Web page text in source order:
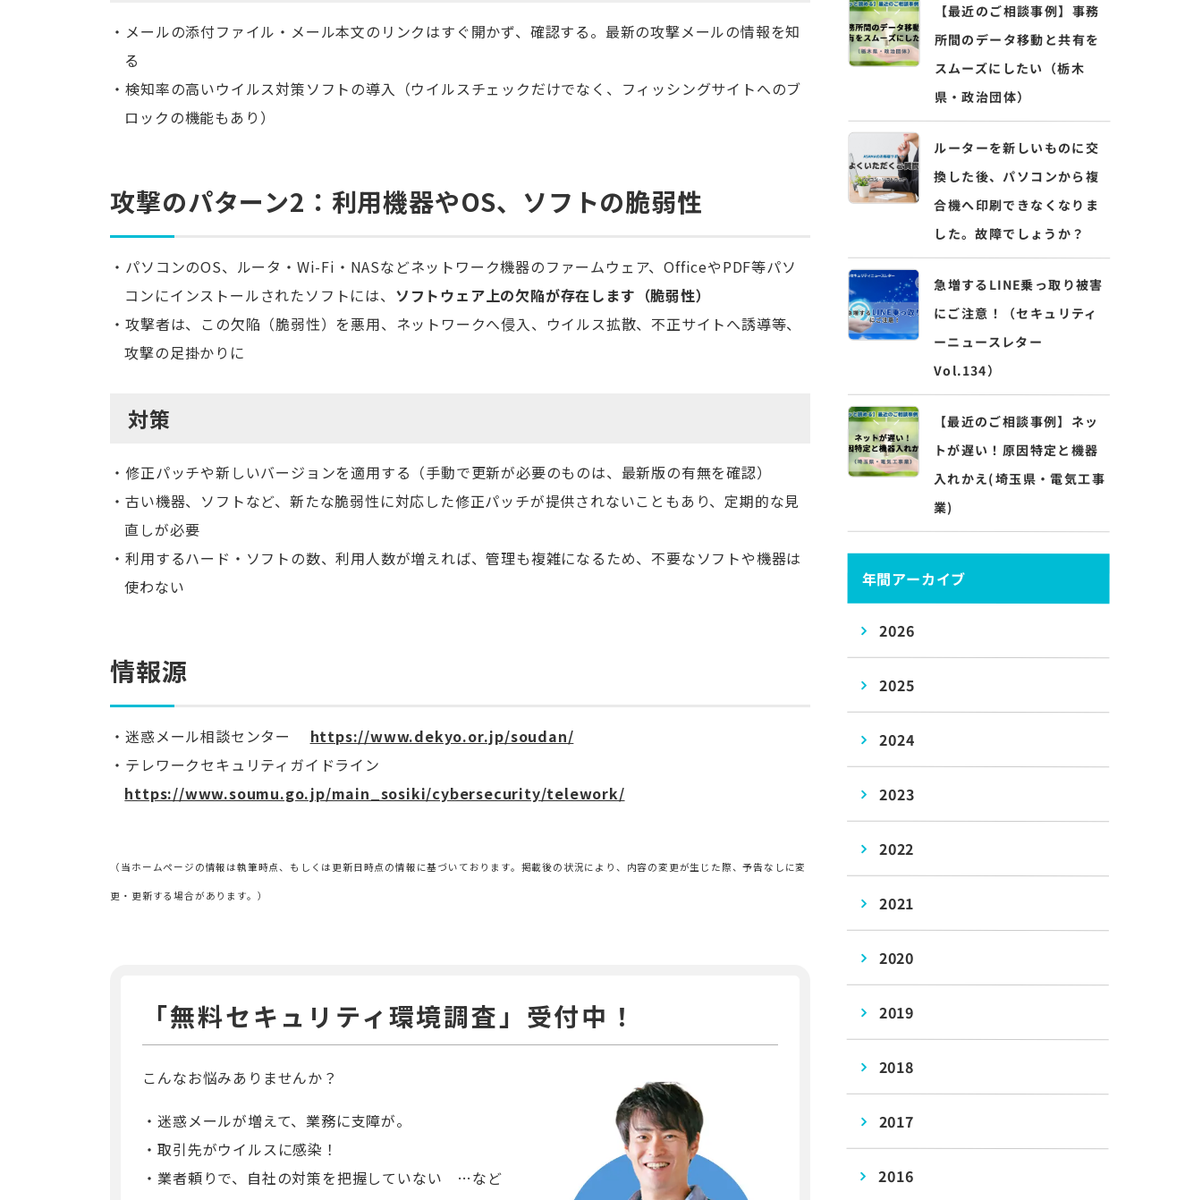
メールの添付ファイル・メール本文のリンクはすぐ開かず、確認する。最新の攻撃メールの情報を知
る
検知率の高いウイルス対策ソフトの導入（ウイルスチェックだけでなく、フィッシングサイトへのブ
ロックの機能もあり）
攻撃のパターン2：利用機器やOS、ソフトの脆弱性
パソコンのOS、ルータ・Wi-Fi・NASなどネットワーク機器のファームウェア、OfficeやPDF等パソ
コンにインストールされたソフトには、 ソフトウェア上の欠陥が存在します（脆弱性）
攻撃者は、この欠陥（脆弱性）を悪用、ネットワークへ侵入、ウイルス拡散、不正サイトへ誘導等、
攻撃の足掛かりに
対策
修正パッチや新しいバージョンを適用する（手動で更新が必要のものは、最新版の有無を確認）
古い機器、ソフトなど、新たな脆弱性に対応した修正パッチが提供されないこともあり、定期的な見
直しが必要
利用するハード・ソフトの数、利用人数が増えれば、管理も複雑になるため、不要なソフトや機器は
使わない
情報源
迷惑メール相談センター https://www.dekyo.or.jp/soudan/
テレワークセキュリティガイドライン
https://www.soumu.go.jp/main_sosiki/cybersecurity/telework/
（当ホームページの情報は執筆時点、もしくは更新日時点の情報に基づいております。掲載後の状況により、内容の変更が生じた際、予告なしに変
更・更新する場合があります。）
「無料セキュリティ環境調査」受付中！
こんなお悩みありませんか？
迷惑メールが増えて、業務に支障が。
取引先がウイルスに感染！
業者頼りで、自社の対策を把握していない …など
【最近のご相談事例】事務
所間のデータ移動と共有を
スムーズにしたい（栃木
県・政治団体）
ルーターを新しいものに交
換した後、パソコンから複
合機へ印刷できなくなりま
した。故障でしょうか？
急増するLINE乗っ取り被害
にご注意！（セキュリティ
ーニュースレター
Vol.134）
【最近のご相談事例】ネッ
トが遅い！原因特定と機器
入れかえ(埼玉県・電気工事
業)
年間アーカイブ
2026
2025
2024
2023
2022
2021
2020
2019
2018
2017
2016